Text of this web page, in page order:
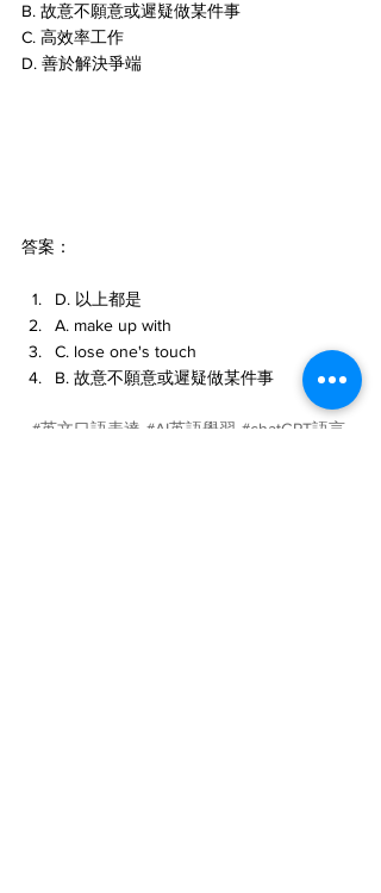
B. 故意不願意或遲疑做某件事
C. 高效率工作
D. 善於解決爭端
答案：
D. 以上都是
A. make up with
C. lose one's touch
B. 故意不願意或遲疑做某件事
#英文口語表達 #AI英語學習 #chatGPT語言